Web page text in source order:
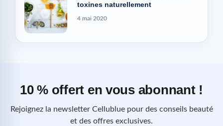
toxines naturellement
4 mai 2020
10 % offert en vous abonnant !
Rejoignez la newsletter Cellublue pour des conseils beauté
et des offres exclusives.